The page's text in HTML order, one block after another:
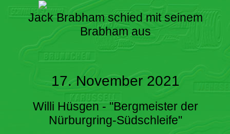
Jack Brabham schied mit seinem
Brabham aus
17. November 2021
Willi Hüsgen - "Bergmeister der
Nürburgring-Südschleife"